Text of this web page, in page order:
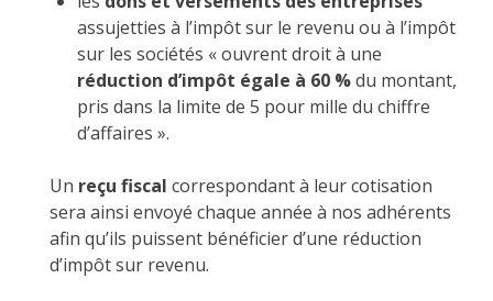
assujetties à l’impôt sur le revenu ou à l’impôt
sur les sociétés « ouvrent droit à une
réduction d’impôt égale à 60 %du montant,
pris dans la limite de 5 pour mille du chiffre
d’affaires ».
Un reçu fiscal correspondant à leur cotisation
sera ainsi envoyé chaque année à nos adhérents
afin qu’ils puissent bénéficier d’une réduction
d’impôt sur revenu.